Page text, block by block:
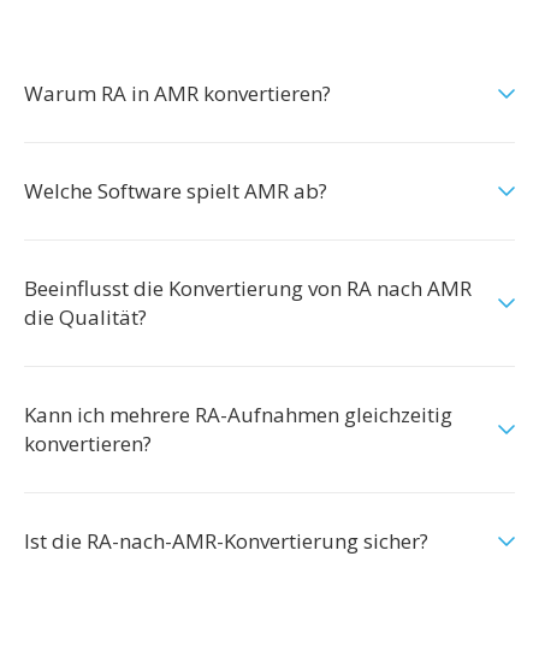
Warum RA in AMR konvertieren?
Welche Software spielt AMR ab?
Beeinflusst die Konvertierung von RA nach AMR
die Qualität?
Kann ich mehrere RA-Aufnahmen gleichzeitig
konvertieren?
Ist die RA-nach-AMR-Konvertierung sicher?